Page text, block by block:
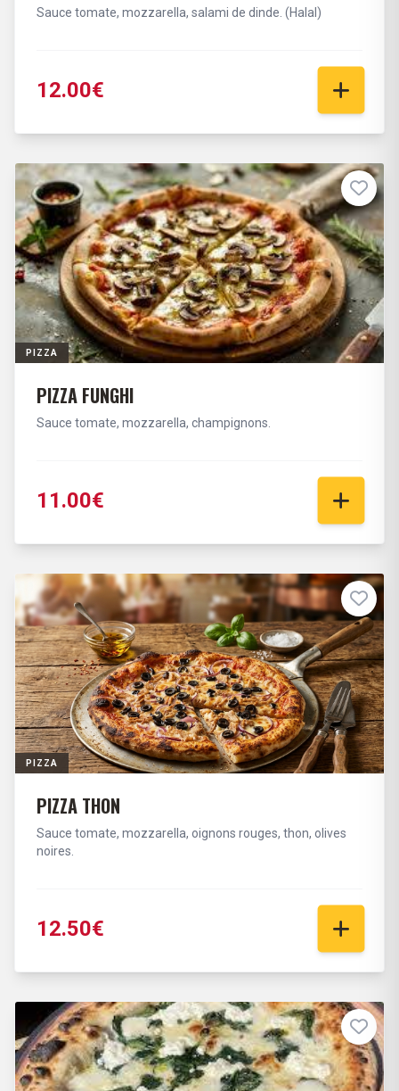
Sauce tomate, mozzarella, salami de dinde. (Halal)
12.00€
PIZZA
PIZZA FUNGHI
Sauce tomate, mozzarella, champignons.
11.00€
PIZZA
PIZZA THON
Sauce tomate, mozzarella, oignons rouges, thon, olives
noires.
12.50€